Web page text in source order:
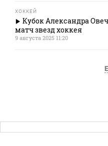
ХОККЕЙ
Кубок Александра
матч звезд хоккея
9 августа 2025 11:20